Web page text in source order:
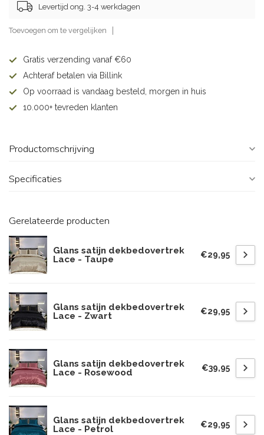
Levertijd ong. 3-4 werkdagen
Toevoegen om te vergelijken
Gratis verzending vanaf €60
Achteraf betalen via Billink
Op voorraad is vandaag besteld, morgen in huis
10.000+ tevreden klanten
Productomschrijving
Specificaties
Gerelateerde producten
Glans satijn dekbedovertrek
Lace - Taupe
€29,95
Glans satijn dekbedovertrek
Lace - Zwart
€29,95
Glans satijn dekbedovertrek
Lace - Rosewood
€39,95
Glans satijn dekbedovertrek
Lace - Petrol
€29,95